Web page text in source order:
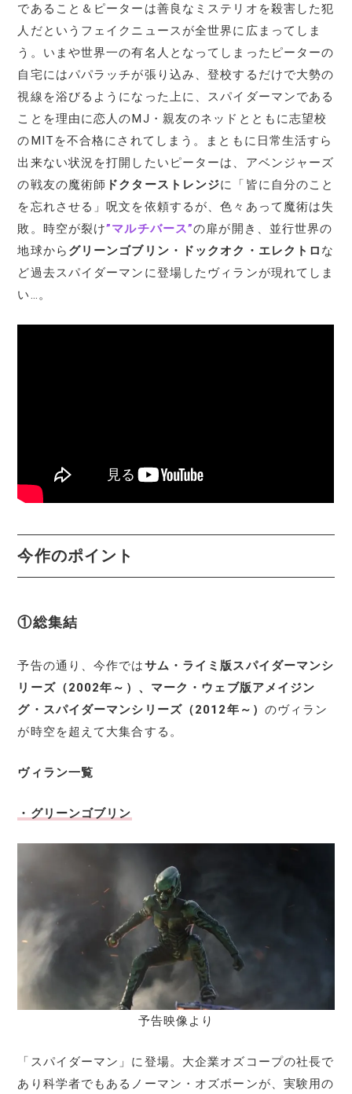
であること＆ピーターは善良なミステリオを殺害した犯
人だというフェイクニュースが全世界に広まってしま
う。いまや世界一の有名人となってしまったピーターの
自宅にはパパラッチが張り込み、登校するだけで大勢の
視線を浴びるようになった上に、スパイダーマンである
ことを理由に恋人のMJ・親友のネッドとともに志望校
のMITを不合格にされてしまう。まともに日常生活すら
出来ない状況を打開したいピーターは、アベンジャーズ
の戦友の魔術師 ドクターストレンジに「皆に自分のこと
を忘れさせる」呪文を依頼するが、色々あって魔術は失
敗。時空が裂け”マルチバース”の扉が開き、並行世界の
地球から グリーンゴブリン・ドックオク・エレクトロ な
ど過去スパイダーマンに登場したヴィランが現れてしま
い…。
今作のポイント
①総集結
予告の通り、今作ではサム・ライミ版スパイダーマンシ
リーズ（2002年～）、マーク・ウェブ版アメイジン
グ・スパイダーマンシリーズ（2012年～） のヴィラン
が時空を超えて大集合する。
ヴィラン一覧
・グリーンゴブリン
予告映像より
「スパイダーマン」に登場。大企業オズコープの社長で
あり科学者でもあるノーマン・オズボーンが、実験用の